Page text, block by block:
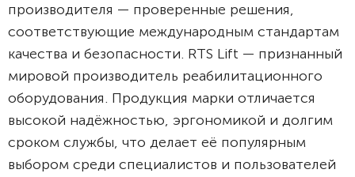
производителя — проверенные решения,
соответствующие международным стандартам
качества и безопасности. RTS Lift — признанный
мировой производитель реабилитационного
оборудования. Продукция марки отличается
высокой надёжностью, эргономикой и долгим
сроком службы, что делает её популярным
выбором среди специалистов и пользователей